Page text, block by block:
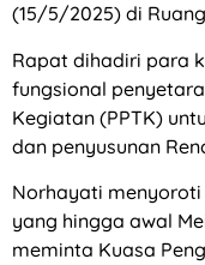
(15/5/2025) di
Rapat dihadiri para
fungsional
Kegiatan (PPTK)
dan penyusunan
Norhayati
yang hingga awal
meminta Kuasa